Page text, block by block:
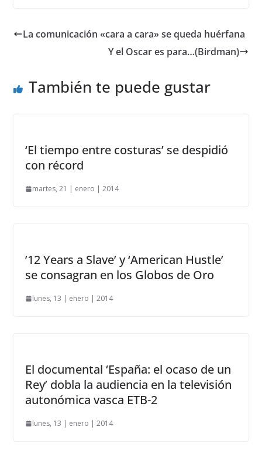
La comunicación «cara a cara» se queda huérfana
Y el Oscar es para…(Birdman)
También te puede gustar
‘El tiempo entre costuras’ se despidió
con récord
martes, 21 | enero | 2014
’12 Years a Slave’ y ‘American Hustle’
se consagran en los Globos de Oro
lunes, 13 | enero | 2014
El documental ‘España: el ocaso de un
Rey’ dobla la audiencia en la televisión
autonómica vasca ETB-2
lunes, 13 | enero | 2014